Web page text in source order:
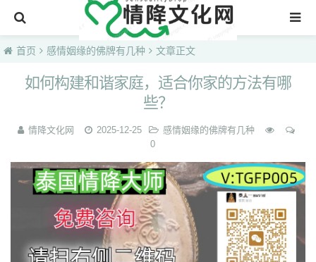
首页
首页 感情姻缘的佛牌有几种 文章正文
如何构建和谐家庭，适合你家的方法有哪
些？
情降文化网 2025-12-25
感情姻缘的佛牌有几种
0